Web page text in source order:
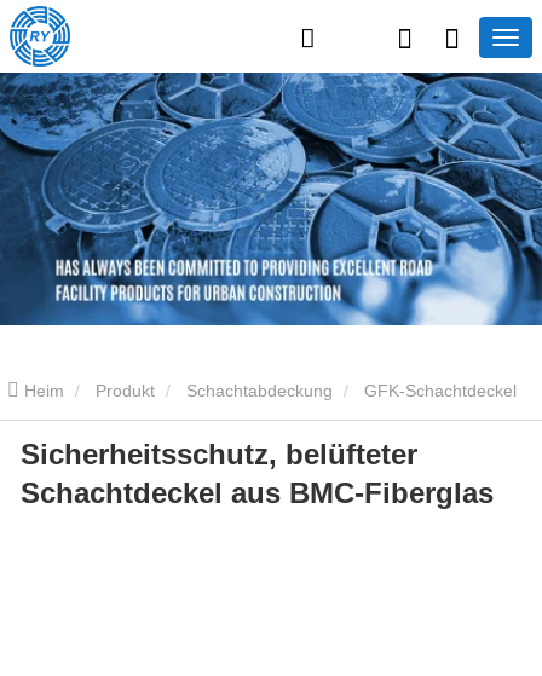
Heim Produkt Schachtabdeckung GFK-Schachtdeckel
Sicherheitsschutz, belüfteter Schachtdeckel aus BMC-Fiberglas
Sicherheitsschutz, belüfteter
Schachtdeckel aus BMC-Fiberglas